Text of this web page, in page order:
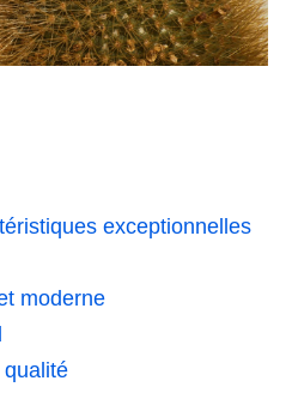
exceptionnelles
moderne
qualité